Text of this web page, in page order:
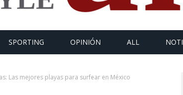
SPORTING OPINIÓN ALL
Las mejores playas para surfear en México